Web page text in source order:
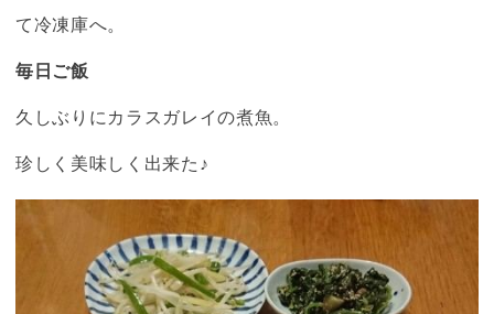
て冷凍庫へ。
毎日ご飯
久しぶりにカラスガレイの煮魚。
珍しく美味しく出来た♪